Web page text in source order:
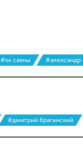
#хк саяны #александр
#дмитрий брагинский